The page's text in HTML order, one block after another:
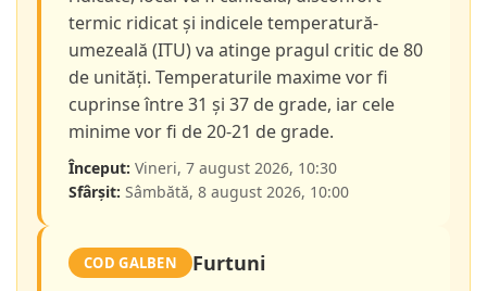
termic ridicat și indicele temperatură-
umezeală (ITU) va atinge pragul critic de 80
de unități. Temperaturile maxime vor fi
cuprinse între 31 și 37 de grade, iar cele
minime vor fi de 20-21 de grade.
Început: Vineri, 7 august 2026, 10:30
Sfârșit: Sâmbătă, 8 august 2026, 10:00
COD GALBEN Furtuni